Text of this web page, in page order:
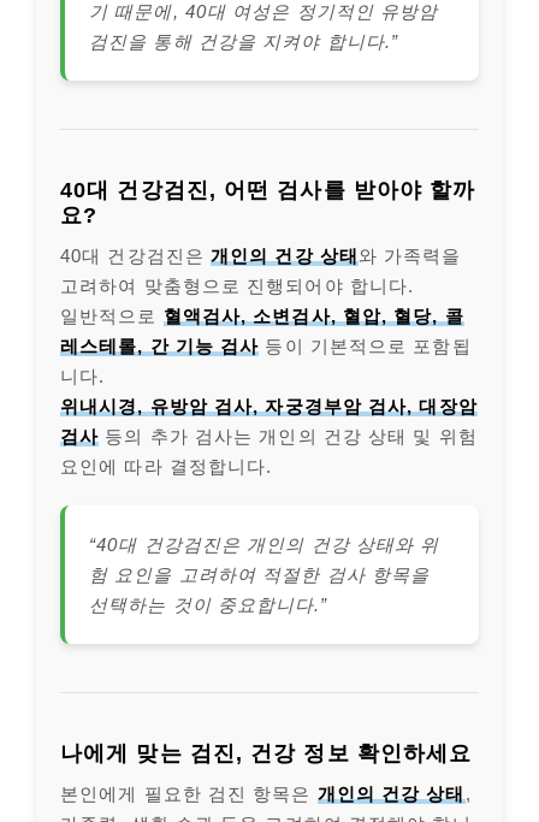
기 때문에, 40대 여성은 정기적인 유방암
검진을 통해 건강을 지켜야 합니다.”
40대 건강검진, 어떤 검사를 받아야 할까
요?
40대 건강검진은 개인의 건강 상태 와 가족력을
고려하여 맞춤형으로 진행되어야 합니다.
일반적으로 혈액검사, 소변검사, 혈압, 혈당, 콜
레스테롤, 간 기능 검사 등이 기본적으로 포함됩
니다.
위내시경, 유방암 검사, 자궁경부암 검사, 대장암
검사 등의 추가 검사는 개인의 건강 상태 및 위험
요인에 따라 결정합니다.
“40대 건강검진은 개인의 건강 상태와 위
험 요인을 고려하여 적절한 검사 항목을
선택하는 것이 중요합니다.”
나에게 맞는 검진, 건강 정보 확인하세요
본인에게 필요한 검진 항목은 개인의 건강 상태 ,